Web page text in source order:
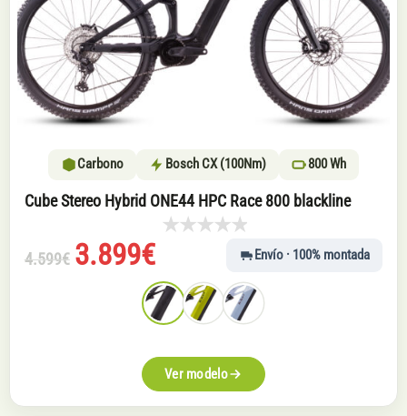
Carbono Bosch CX (100Nm) 800 Wh
Cube Stereo Hybrid ONE44 HPC Race 800 blackline
Envío · 100% montada
4.599€
El
3.899€
El
Ver modelo